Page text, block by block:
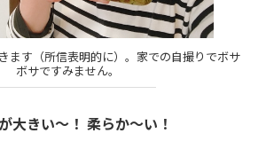
ます（所信表明的に）。家での自撮りでボサ
ボサですみません。
大きい～！ 柔らか～い！